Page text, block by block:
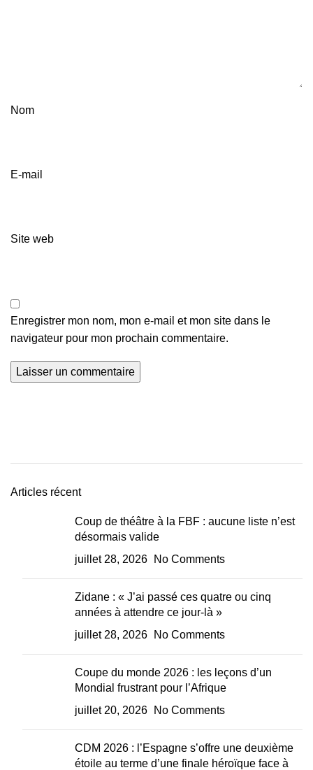
Nom
E-mail
Site web
Enregistrer mon nom, mon e-mail et mon site dans le
navigateur pour mon prochain commentaire.
Articles récent
Coup de théâtre à la FBF : aucune liste n’est
désormais valide
juillet 28, 2026
No Comments
Zidane : « J’ai passé ces quatre ou cinq
années à attendre ce jour-là »
juillet 28, 2026
No Comments
Coupe du monde 2026 : les leçons d’un
Mondial frustrant pour l’Afrique
juillet 20, 2026
No Comments
CDM 2026 : l’Espagne s’offre une deuxième
étoile au terme d’une finale héroïque face à